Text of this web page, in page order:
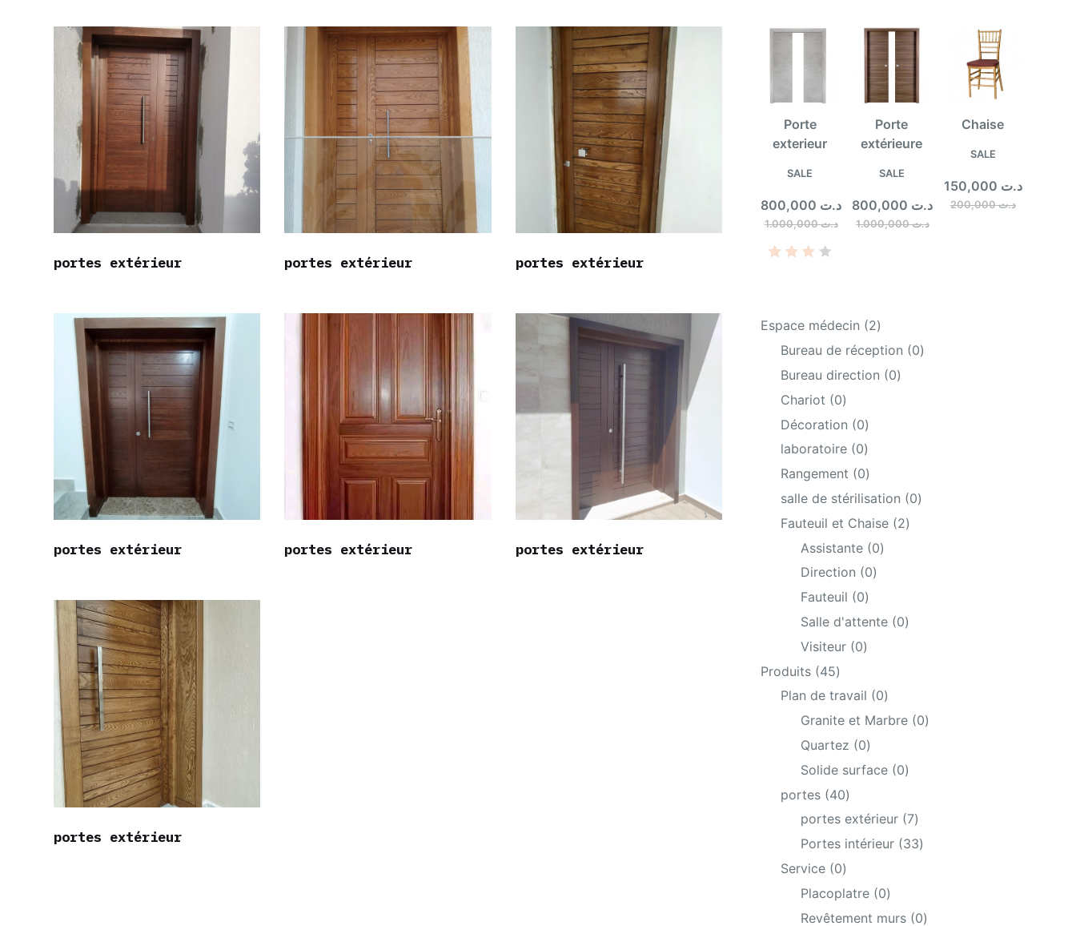
portes extérieur portes extérieur portes extérieur
portes extérieur portes extérieur portes extérieur
portes extérieur
Porte
exterieur
SALE
SALE
د.ت1.000,000
د.ت
out
d on
cust
Porte
extérieure
SALEPRODUCT
SALE
د.ت1.000,000
د.ت
Chaise
SALEPRODUCT
SALE
د.ت200,000
د.ت
Espace médecin 22
products
Bureau de réception 00
Bureau direction 00
Chariot 00
products
Décoration 00
products
laboratoire 00
products
Rangement 00
products
salle de stérilisation 00
Fauteuil et Chaise 22
Assistante 00
Direction 00
Fauteuil 00
products
Salle d'attente 00
Visiteur 00
Produits 4545
products
Plan de travail 00
products
Granite et Marbre 00
Quartez 00
products
Solide surface 00
portes 4040
products
portes extérieur 77
products
Portes intérieur 3333
Service 00
products
Placoplatre 00
products
Revêtement murs 00